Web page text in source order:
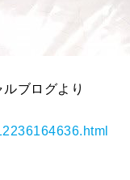
ブログより